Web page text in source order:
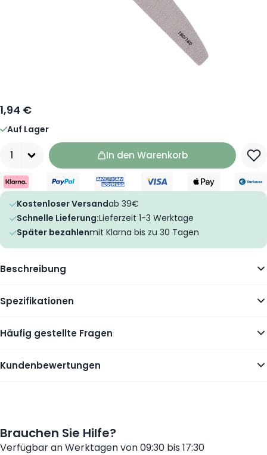
1,94 €
Auf Lager
In den Warenkorb
Kostenloser Versandab 39€
Schnelle Lieferung:Lieferzeit 1-3 Werktage
Später bezahlenmit Klarna bis zu 30 Tagen
Beschreibung
Spezifikationen
Häufig gestellte Fragen
Kundenbewertungen
Brauchen Sie Hilfe?
Verfügbar an Werktagen von 09:30 bis 17:30